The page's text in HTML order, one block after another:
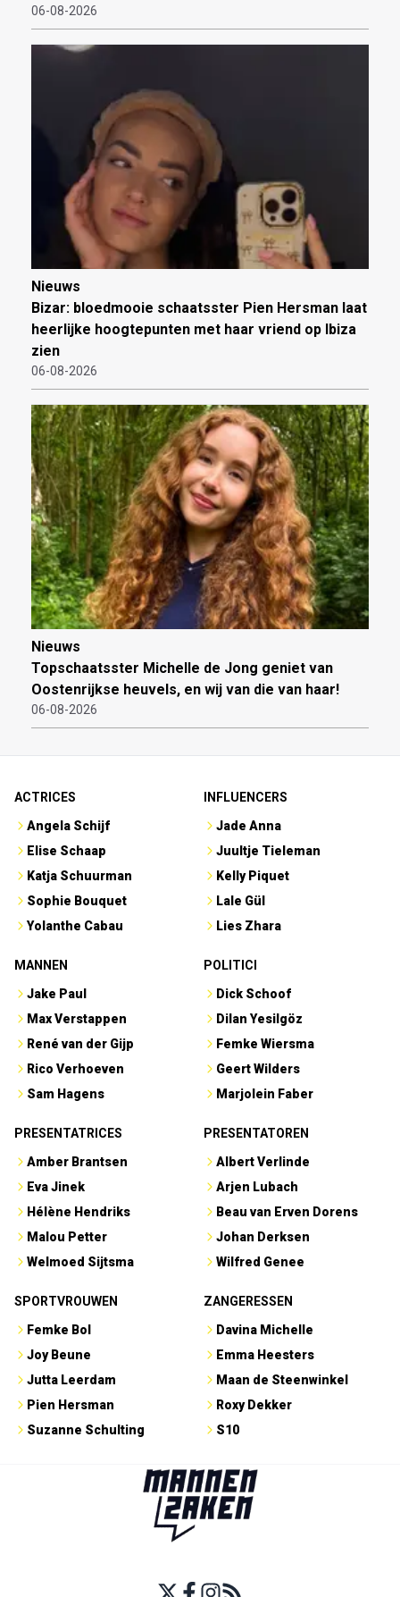
06-08-2026
Nieuws
Bizar: bloedmooie schaatsster Pien Hersman laat
heerlijke hoogtepunten met haar vriend op Ibiza
zien
06-08-2026
Nieuws
Topschaatsster Michelle de Jong geniet van
Oostenrijkse heuvels, en wij van die van haar!
06-08-2026
ACTRICES
Angela Schijf
Elise Schaap
Katja Schuurman
Sophie Bouquet
Yolanthe Cabau
INFLUENCERS
Jade Anna
Juultje Tieleman
Kelly Piquet
Lale Gül
Lies Zhara
MANNEN
Jake Paul
Max Verstappen
René van der Gijp
Rico Verhoeven
Sam Hagens
POLITICI
Dick Schoof
Dilan Yesilgöz
Femke Wiersma
Geert Wilders
Marjolein Faber
PRESENTATRICES
Amber Brantsen
Eva Jinek
Hélène Hendriks
Malou Petter
Welmoed Sijtsma
PRESENTATOREN
Albert Verlinde
Arjen Lubach
Beau van Erven Dorens
Johan Derksen
Wilfred Genee
SPORTVROUWEN
Femke Bol
Joy Beune
Jutta Leerdam
Pien Hersman
Suzanne Schulting
ZANGERESSEN
Davina Michelle
Emma Heesters
Maan de Steenwinkel
Roxy Dekker
S10